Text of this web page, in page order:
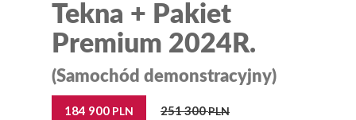
Tekna + Pakiet
Premium 2024R.
(Samochód demonstracyjny)
184 900 PLN 251 300PLN